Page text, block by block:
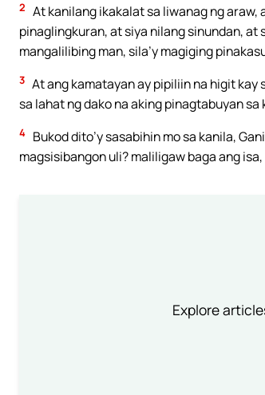
2 At kanilang ikakalat sa liwanag ng
pinaglingkuran, at siya nilang sinundan,
mangalilibing man, sila’y magiging
3 At ang kamatayan ay pipiliin na higit kay
sa lahat ng dako na aking pinagtabuyan
4 Bukod dito’y sasabihin mo sa kanila,
magsisibangon uli? maliligaw baga ang
Explore